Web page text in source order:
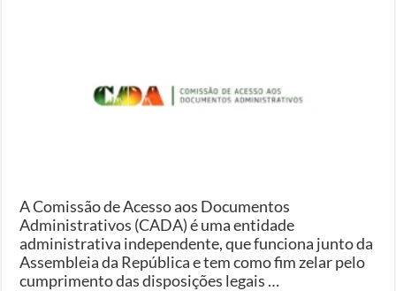
A Comissão de Acesso aos Documentos
Administrativos (CADA) é uma entidade
administrativa independente, que funciona junto da
Assembleia da República e tem como fim zelar pelo
cumprimento das disposições legais …